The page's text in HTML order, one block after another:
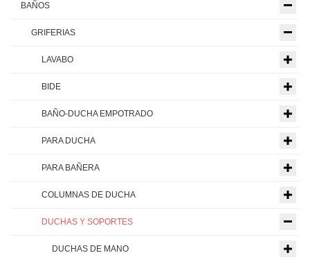
BAÑOS
GRIFERIAS
LAVABO
BIDE
BAÑO-DUCHA EMPOTRADO
PARA DUCHA
PARA BAÑERA
COLUMNAS DE DUCHA
DUCHAS Y SOPORTES
DUCHAS DE MANO